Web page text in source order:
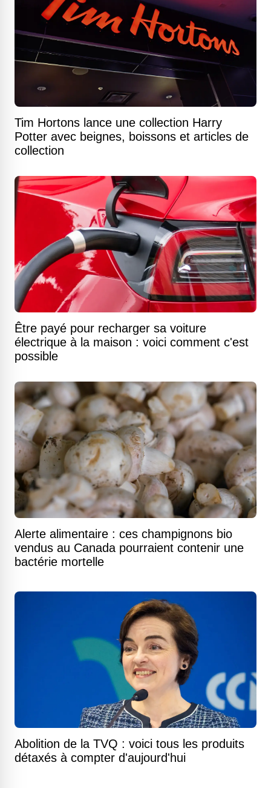
Tim Hortons lance une collection Harry
Potter avec beignes, boissons et articles de
collection
Être payé pour recharger sa voiture
électrique à la maison : voici comment c'est
possible
Alerte alimentaire : ces champignons bio
vendus au Canada pourraient contenir une
bactérie mortelle
Abolition de la TVQ : voici tous les produits
détaxés à compter d'aujourd'hui